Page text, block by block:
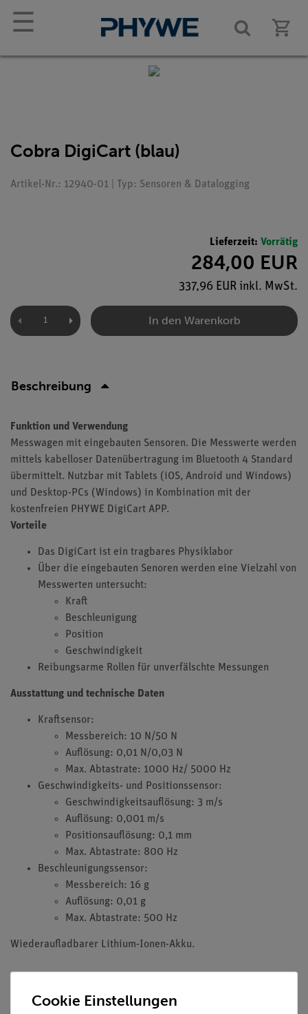
☰
Cobra DigiCart (blau)
Artikel-Nr.: 12940-01 | Typ: Sensoren & Datalogging
Lieferzeit: Vorrätig
284,00 EUR
337,96 EUR inkl. MwSt.
In den Warenkorb
Beschreibung
Funktion und Verwendung
Messwagen mit eingebauten Sensoren. Die Messwerte werden
mittels kabelloser Datenübertragung im Bluetooth 4 Standard
übermittelt. Nutzbar mit Tablets (iOS, Android und Windows)
und Desktop-PCs (Windows) in Kombination mit der
kostenfreien PHYWE DigiCart APP.
Vorteile
Das DigiCart ist ein tragbares Physiklabor
Über die eingebauten Senoren werden eine Vielzahl von
Messwerten untersucht:
Kraft
Beschleunigung
Position
Geschwindigkeit
Reibungsarme Rollen für unverfälschte Messungen
Ausstattung und technische Daten
Kraftsensor:
Messbereich: 10 N/50 N
Auflösung: 0,01 N/0,03 N
Max. Abtastrate: 1000 Hz/ 5000 Hz
Geschwindigkeits- und Positionssensor:
Geschwindigkeitsauflösung: 3 m/s
Auflösung: 0,001 m/s
Positionsauflösung: 0,1 mm
Max. Abtastrate: 800 Hz
Beschleunigungssensor:
Messbereich: 16 g
Auflösung: 0,01 g
Max. Abtastrate: 500 Hz
Wiederaufladbarer Lithium-Ionen-Akku.
Zubehör
Cookie Einstellungen